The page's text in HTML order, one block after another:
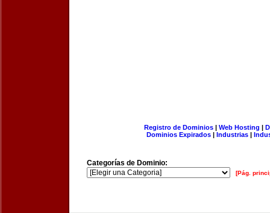
Registro de Dominios| Web Hosting |
Dominios Expirados | Industrias |
Categorías de Dominio:
[Pág.